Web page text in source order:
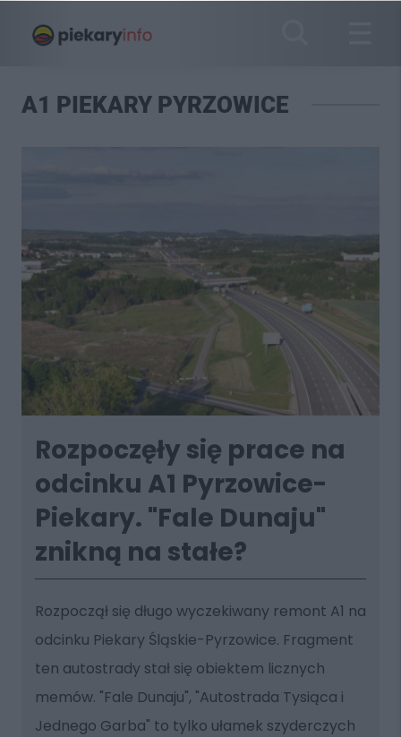
A1 PIEKARY PYRZOWICE
Rozpoczęły się prace na
odcinku A1 Pyrzowice-
Piekary. "Fale Dunaju"
znikną na stałe?
Rozpoczął się długo wyczekiwany remont A1 na
odcinku Piekary Śląskie-Pyrzowice. Fragment
ten autostrady stał się obiektem licznych
memów. "Fale Dunaju", "Autostrada Tysiąca i
Jednego Garba" to tylko ułamek szyderczych